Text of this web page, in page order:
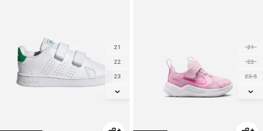
21
22
23.5
25
21
22
23
23.5